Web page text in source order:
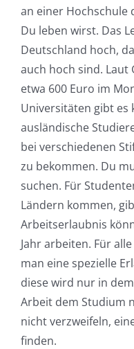
an einer Hochschule
Du leben wirst. Das
Deutschland hoch,
auch hoch sind. Laut
etwa 600 Euro im
Universitäten gibt es
ausländische
bei verschiedenen
zu bekommen. Du
suchen. Für
Ländern kommen,
Arbeitserlaubnis
Jahr arbeiten. Für
man eine spezielle
diese wird nur in
Arbeit dem Studium
nicht verzweifeln,
finden.